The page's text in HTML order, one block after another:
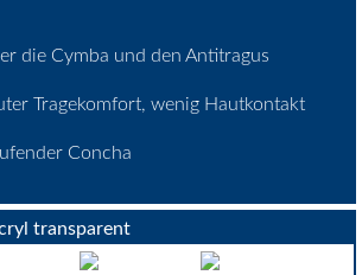
die Cymba und den Antitragus
Tragekomfort, wenig Hautkontakt
Concha